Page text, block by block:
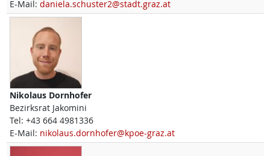
E-Mail: daniela.schuster2@stadt.graz.at
Nikolaus Dornhofer
Bezirksrat Jakomini
Tel: +43 664 4981336
E-Mail: nikolaus.dornhofer@kpoe-graz.at